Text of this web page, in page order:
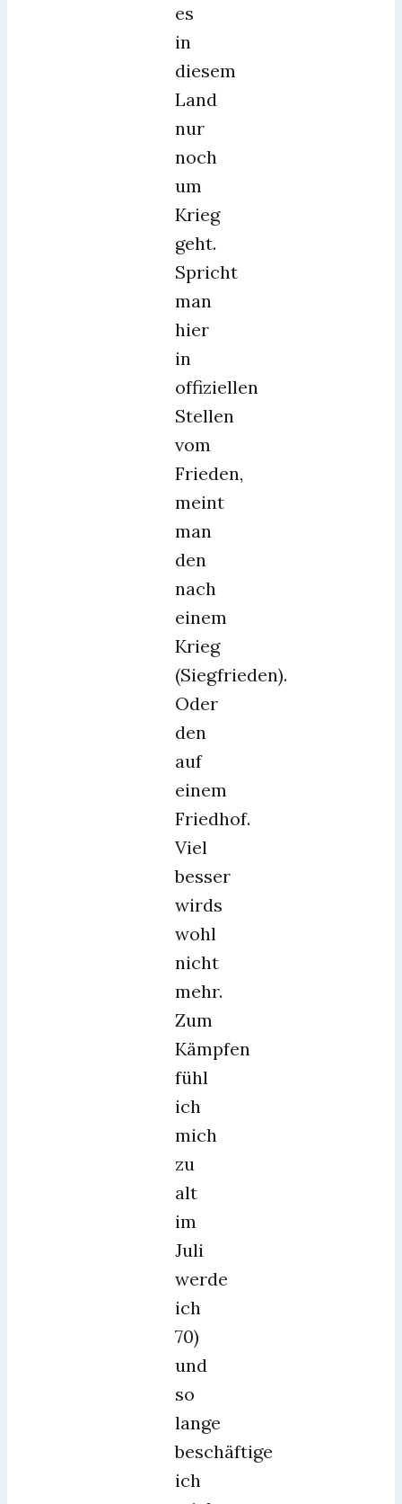
es
in
diesem
Land
nur
noch
um
Krieg
geht.
Spricht
man
hier
in
offiziellen
Stellen
vom
Frieden,
meint
man
den
nach
einem
Krieg
(Siegfrieden).
Oder
den
auf
einem
Friedhof.
Viel
besser
wirds
wohl
nicht
mehr.
Zum
Kämpfen
fühl
ich
mich
zu
alt
im
Juli
werde
ich
70)
und
so
lange
beschäftige
ich